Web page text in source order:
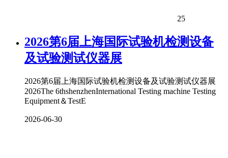
25
2026第6届上海国际试验机检测设备
及试验测试仪器展
2026第6届上海国际试验机检测设备及试验测试仪器展
2026The 6thshenzhenInternational Testing machine Testing
Equipment＆TestE
2026-06-30